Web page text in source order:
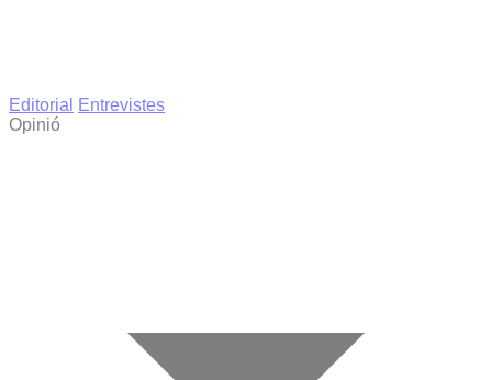
Editorial
Entrevistes
Opinió